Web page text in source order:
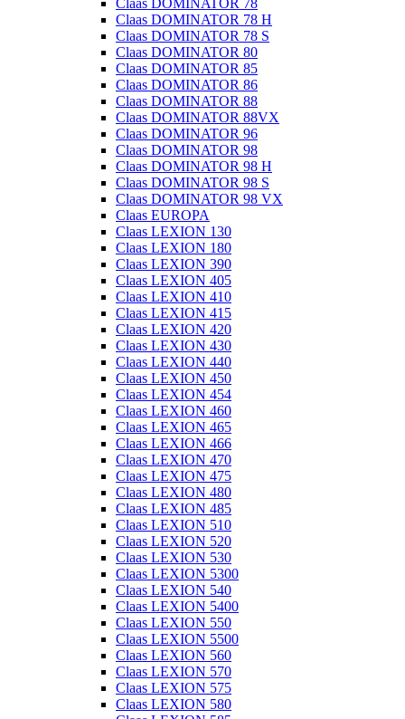
Claas DOMINATOR 78
Claas DOMINATOR 78 H
Claas DOMINATOR 78 S
Claas DOMINATOR 80
Claas DOMINATOR 85
Claas DOMINATOR 86
Claas DOMINATOR 88
Claas DOMINATOR 88VX
Claas DOMINATOR 96
Claas DOMINATOR 98
Claas DOMINATOR 98 H
Claas DOMINATOR 98 S
Claas DOMINATOR 98 VX
Claas EUROPA
Claas LEXION 130
Claas LEXION 180
Claas LEXION 390
Claas LEXION 405
Claas LEXION 410
Claas LEXION 415
Claas LEXION 420
Claas LEXION 430
Claas LEXION 440
Claas LEXION 450
Claas LEXION 454
Claas LEXION 460
Claas LEXION 465
Claas LEXION 466
Claas LEXION 470
Claas LEXION 475
Claas LEXION 480
Claas LEXION 485
Claas LEXION 510
Claas LEXION 520
Claas LEXION 530
Claas LEXION 5300
Claas LEXION 540
Claas LEXION 5400
Claas LEXION 550
Claas LEXION 5500
Claas LEXION 560
Claas LEXION 570
Claas LEXION 575
Claas LEXION 580